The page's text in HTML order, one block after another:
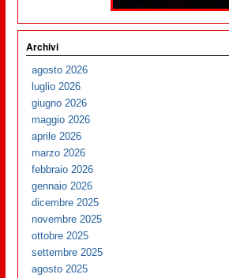
Archivi
agosto 2026
luglio 2026
giugno 2026
maggio 2026
aprile 2026
marzo 2026
febbraio 2026
gennaio 2026
dicembre 2025
novembre 2025
ottobre 2025
settembre 2025
agosto 2025